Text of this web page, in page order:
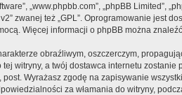
„www.phpbb.com”, „phpBB
” zwanej też „GPL”. Oprogramowanie jest
Więcej informacji o phpBB można
obraźliwym, oszczerczym,
witryny, a twój dostawca internetu
Wyrażasz zgodę na zapisywanie
za włamania do witryny,